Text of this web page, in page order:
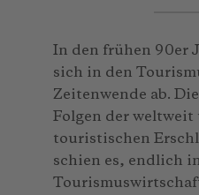
In den frühen 90er
sich in den
Zeitenwende ab.
Folgen der weltweit
touristischen
schien es, endlich